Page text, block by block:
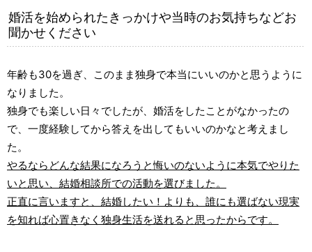
婚活を始められたきっかけや当時のお気持ちなどお
聞かせください
年齢も30を過ぎ、このまま独身で本当にいいのかと思うように
なりました。
独身でも楽しい日々でしたが、婚活をしたことがなかったの
で、一度経験してから答えを出してもいいのかなと考えまし
た。
やるならどんな結果になろうと悔いのないように本気でやりた
いと思い、結婚相談所での活動を選びました。
正直に言いますと、結婚したい！よりも、誰にも選ばない現実
を知れば心置きなく独身生活を送れると思ったからです。